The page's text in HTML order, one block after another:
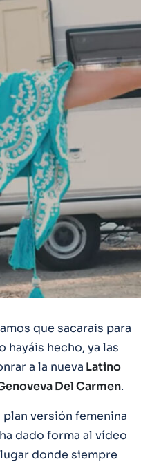
que sacarais para
hayáis hecho, ya las
a la nueva Latino
Del Carmen.
versión femenina
dado forma al vídeo
donde siempre